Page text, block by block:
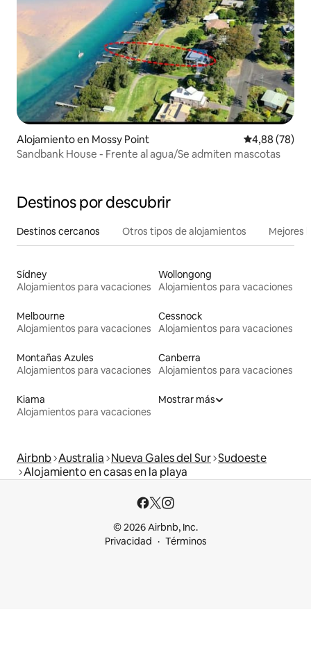
Alojamiento en Mossy Point Calificación
4,88 (78)
Sandbank House - Frente al agua/Se admiten mascotas
Destinos por descubrir
Destinos cercanos Otros tipos de alojamientos Mejores
Sídney
Alojamientos para vacaciones
Wollongong
Alojamientos para vacaciones
Melbourne
Alojamientos para vacaciones
Cessnock
Alojamientos para vacaciones
Montañas Azules
Alojamientos para vacaciones
Canberra
Alojamientos para vacaciones
Kiama
Alojamientos para vacaciones
Mostrar más
Airbnb Australia Nueva Gales del Sur Sudoeste
Alojamiento en casas en la playa
© 2026 Airbnb, Inc.
Privacidad
Términos